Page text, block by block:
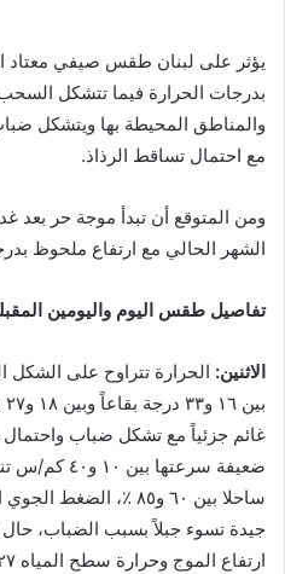
ل
ب
ر
ا
إ
ر
ي
ا
يؤثر على لبنان طقس صيفي معتاد
بدرجات الحرارة فيما تتشكل
والمناطق المحيطة بها ويتشكل
مع احتمال تساقط الرذاذ.
الشهر الحالي مع ارتفاع ملحوظ
تفاصيل طقس اليوم واليومين
الاثنين:
غائم جزئياً مع تشكل ضباب واحتمال
ضعيفة
جيدة تسوء جبلاً بسبب الضباب،
ارتفاع الموج وحرارة سطح المياه ٢٧ درجة.